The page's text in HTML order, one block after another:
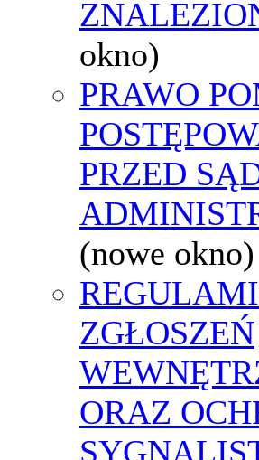
okno)
PRAWO
PRZED
(nowe okno)
ZGŁOSZEŃ
ORAZ